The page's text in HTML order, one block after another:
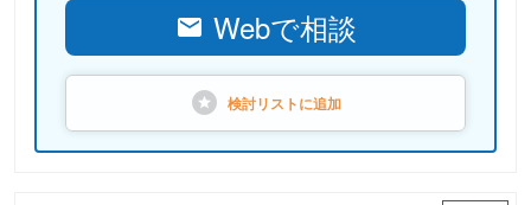
Webで相談
検討リストに追加